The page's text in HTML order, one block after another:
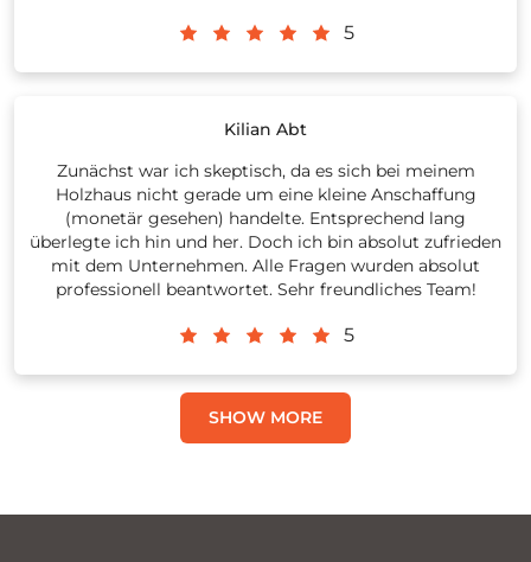
5
Kilian Abt
Zunächst war ich skeptisch, da es sich bei meinem
Holzhaus nicht gerade um eine kleine Anschaffung
(monetär gesehen) handelte. Entsprechend lang
überlegte ich hin und her. Doch ich bin absolut zufrieden
mit dem Unternehmen. Alle Fragen wurden absolut
professionell beantwortet. Sehr freundliches Team!
5
SHOW MORE